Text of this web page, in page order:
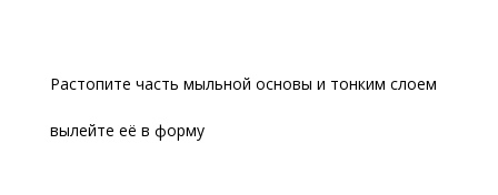
Растопите часть мыльной основы и тонким слоем
вылейте её в форму